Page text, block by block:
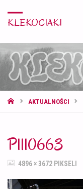
KLEKOCIAKI
STRONAAKTUALNOŚCI
P1110663
PEŁNY4896 × 3672 PIKSELI